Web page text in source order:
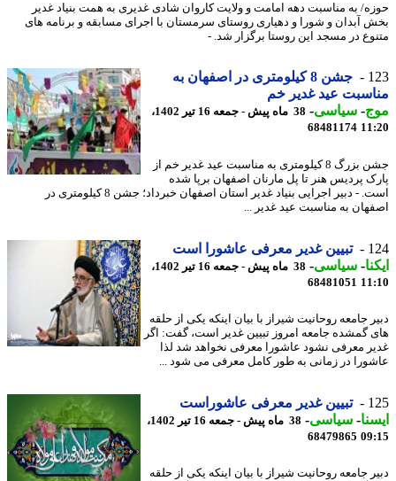
به مناسبت دهه امامت و ولایت کاروان شادی غدیری به همت بنیاد غدیر
آبدان و شورا و دهیاری روستای سرمستان با اجرای مسابقه و برنامه های
در مسجد این روستا برگزار شد. -
جشن 8 کیلومتری در اصفهان به
عید غدیر خم
-سیاسی-
38 ماه پیش - جمعه 16 تیر 1402،
68481174
جشن بزرگ 8 کیلومتری به مناسبت عید غدیر خم از
پردیس هنر تا پل مارنان اصفهان برپا شده
است. - دبیر اجرایی بنیاد غدیر استان اصفهان خبرداد؛ جشن 8 کیلومتری در
به مناسبت عید غدیر ...
تبیین غدیر معرفی عاشورا است
-سیاسی-
38 ماه پیش - جمعه 16 تیر 1402،
68481051
جامعه روحانیت شیراز با بیان اینکه یکی از حلقه
گمشده جامعه امروز تبیین غدیر است، گفت: اگر
معرفی نشود عاشورا معرفی نخواهد شد لذا
در زمانی به طور کامل معرفی می شود ...
تبیین غدیر معرفی عاشوراست
-سیاسی-
38 ماه پیش - جمعه 16 تیر 1402،
68479865
جامعه روحانیت شیراز با بیان اینکه یکی از حلقه